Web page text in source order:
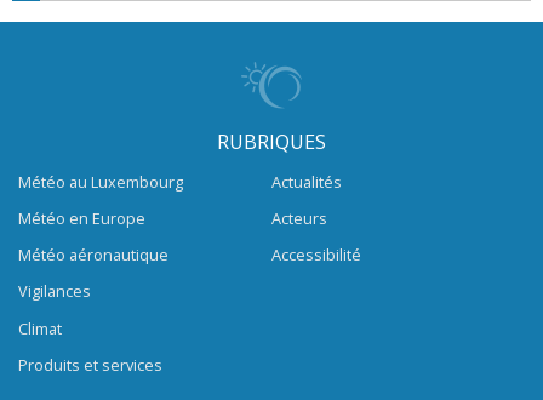
RUBRIQUES
Météo au Luxembourg
Météo en Europe
Météo aéronautique
Vigilances
Climat
Produits et services
Actualités
Acteurs
Accessibilité